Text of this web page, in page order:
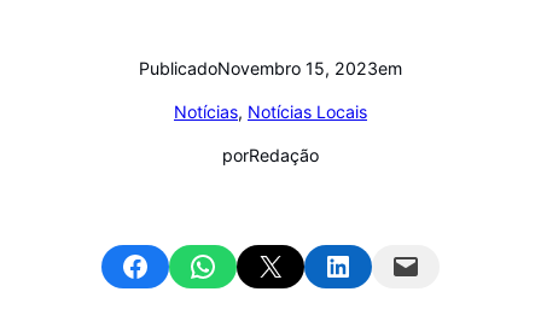
PublicadoNovembro 15, 2023em
Notícias, Notícias Locais
porRedação
Share on FacebookShare on WhatsApp
Email this Page Share on LinkedInEmail this Page